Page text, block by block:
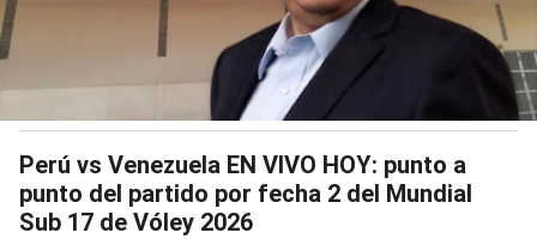
Perú vs Venezuela EN VIVO HOY: punto a
punto del partido por fecha 2 del Mundial
Sub 17 de Vóley 2026